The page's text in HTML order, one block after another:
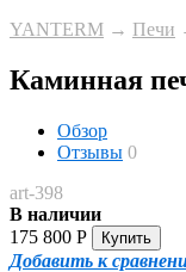
YANTERM → Печи
Каминная
Обзор
Отзывы 0
art-398
В наличии
175 800 Р
Добавить к